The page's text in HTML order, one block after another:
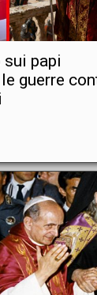
papi
guerre